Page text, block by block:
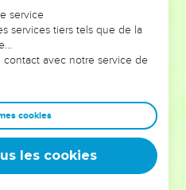
moins les doutes, les erreurs
traversés, alors même que ce
ont façonnés.
entrepreneurs, et responsables
sagesse afin que leurs erreurs
vous guidiez un ministère, une
leur expérience est faite
service
services tiers tels que de la
avec notre service de
cookies
les cookies